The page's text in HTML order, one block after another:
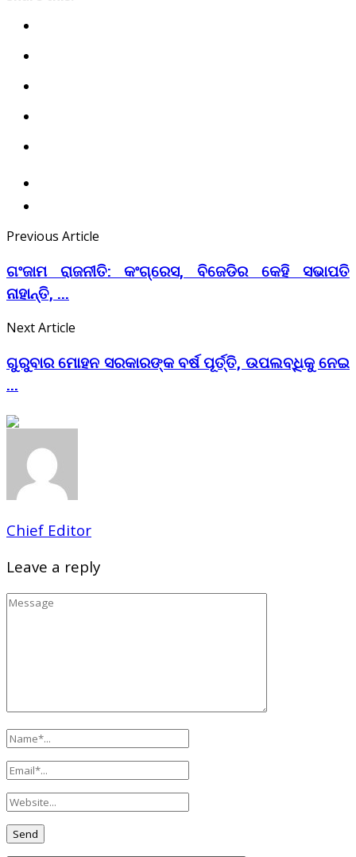
Previous Article
ଗଂଜାମ ରାଜନୀତି: କଂଗ୍ରେସ, ବିଜେଡିର କେହି ସଭାପତି
ନାହାନ୍ତି, ...
Next Article
ଗୁରୁବାର ମୋହନ ସରକାରଙ୍କ ବର୍ଷ ପୂର୍ତ୍ତି, ଉପଲବ୍ଧିକୁ ନେଇ
...
Chief Editor
Leave a reply